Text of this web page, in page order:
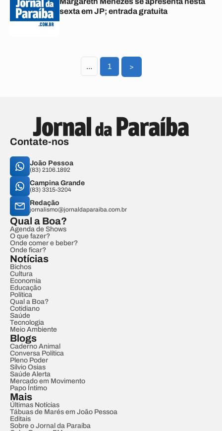
sexta em JP; entrada gratuita
... 1 >
Contate-nos
João Pessoa
(83) 2106.1892
Campina Grande
(83) 3315-3204
Redação
jornalismo@jornaldaparaiba.com.br
Qual a Boa?
Agenda de Shows
O que fazer?
Onde comer e beber?
Onde ficar?
Notícias
Bichos
Cultura
Economia
Educação
Política
Qual a Boa?
Cotidiano
Saúde
Tecnologia
Meio Ambiente
Blogs
Caderno Animal
Conversa Política
Pleno Poder
Sílvio Osias
Saúde Alerta
Mercado em Movimento
Papo Íntimo
Mais
Últimas Notícias
Tábuas de Marés em João Pessoa
Editais
Sobre o Jornal da Paraíba